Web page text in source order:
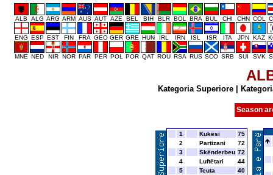
ALB ALG ARG ARM AUS AUT AZE BEL BIH BLR BOL BRA BUL CHI CHN COL
ENG ESP EST FIN FRA GEO GER GRE HUN IRL IRN ISL ISR ITA JPN KAZ
MNE NED NIR NOR PAR PER POL POR QAT ROU RSA RUS SCO SRB SUI SVK
Kategoria Superiore|
Season
1 Kukësi
75
2
Partizani
72
3
Skënderbeu 72
4
Luftëtari
44
5
Teuta
40